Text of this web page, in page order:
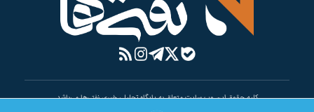
کلیه حقوق این وب سایت متعلق به پایگاه تحلیلی خبری نفتی‌ها می‌باشد